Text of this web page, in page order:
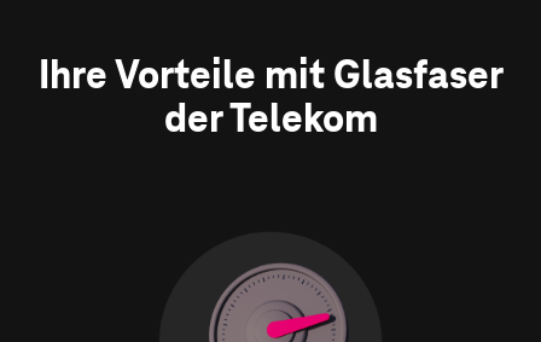
Ihre Vorteile mit Glasfaser
der Telekom